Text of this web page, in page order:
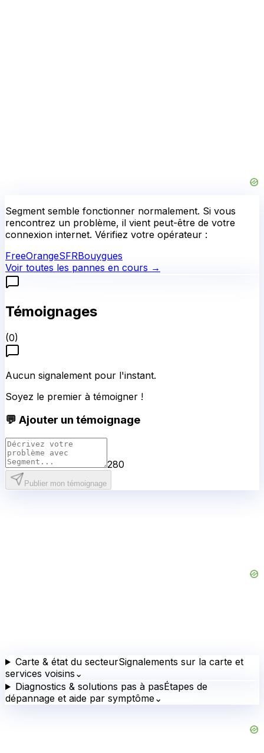
Segment semble fonctionner normalement. Si vous
rencontrez un problème, il vient peut-être de votre
connexion internet. Vérifiez votre opérateur :
FreeOrangeSFRBouygues
Voir toutes les pannes en cours →
Témoignages
(0)
Aucun signalement pour l'instant.
Soyez le premier à témoigner !
💬 Ajouter un témoignage
280
Publier mon témoignage
Carte & état du secteurSignalements sur la carte et
services voisins ⌄
Diagnostics & solutions pas à pasÉtapes de
dépannage et aide par symptôme⌄